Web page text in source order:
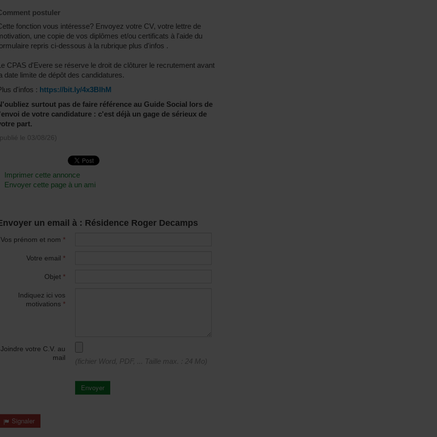
postuler
fonction vous intéresse? Envoyez votre CV, votre lettre de
une copie de vos diplômes et/ou certificats à l'aide du
repris ci-dessous à la rubrique plus d'infos .
CPAS d'Evere se réserve le droit de clôturer le recrutement avant
date limite de dépôt des candidatures.
d'infos : https://bit.ly/4x3BlhM
surtout pas de faire référence au Guide Social lors de
de votre candidature : c'est déjà un gage de sérieux de
part.
le 03/08/26
Imprimer cette annonce
Envoyer cette page à un ami
un email à : Résidence Roger Decamps
Vos prénom et nom *
Votre email *
Objet *
Indiquez ici vos
motivations *
Joindre votre C.V. au
mail
(fichier Word, PDF, ... Taille max. : 24 Mo)
Envoyer
Signaler